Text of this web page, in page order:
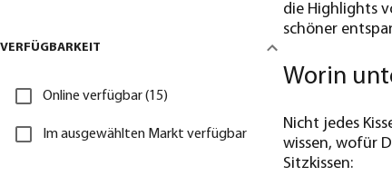
VERFÜGBARKEIT
Online verfügbar (15)
Im ausgewählten Markt verfügbar
die Highlights
schöner
Worin
Nicht jedes
wissen, wofür
Sitzkissen: